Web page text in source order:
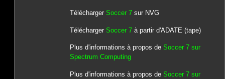
Télécharger Soccer 7sur NVG
Télécharger Soccer 7à partir d'ADATE (tape)
Plus d'informations à propos de Soccer 7 sur
Spectrum Computing
Plus d'informations à propos de Soccer 7 sur